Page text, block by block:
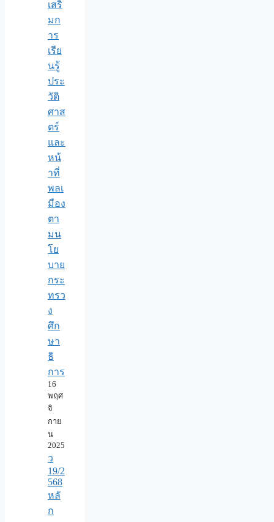
เสริ
มก
าร
เรีย
นรู้
ประ
วัติ
ศาส
ตร์
และ
หน้
าที่
พลเ
มือง
ตา
มน
โย
บาย
กระ
ทรว
ง
ศึก
ษา
ธิ
การ
16
พฤศ
จิ
กาย
น
2025
ว
19/2
568
หลั
ก